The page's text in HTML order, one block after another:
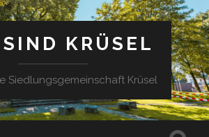
KRÜSEL
Siedlungsgemeinschaft Krüsel